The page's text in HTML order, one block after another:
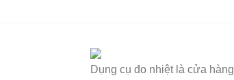
Dụng cụ đo nhiệt là cửa hàng